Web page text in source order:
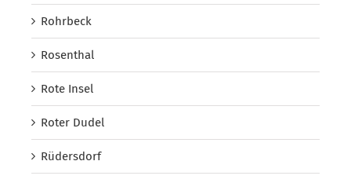
Rohrbeck
Rosenthal
Rote Insel
Roter Dudel
Rüdersdorf